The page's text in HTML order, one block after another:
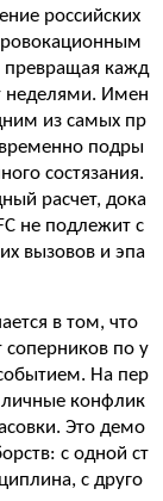
российских
превращая кажд
неделями. Имен
из самых пр
подры
состязания.
расчет, дока
не подлежит с
вызовов и эпа
в том, что
соперников по у
На пер
конфлик
Это демо
с одной ст
с друго